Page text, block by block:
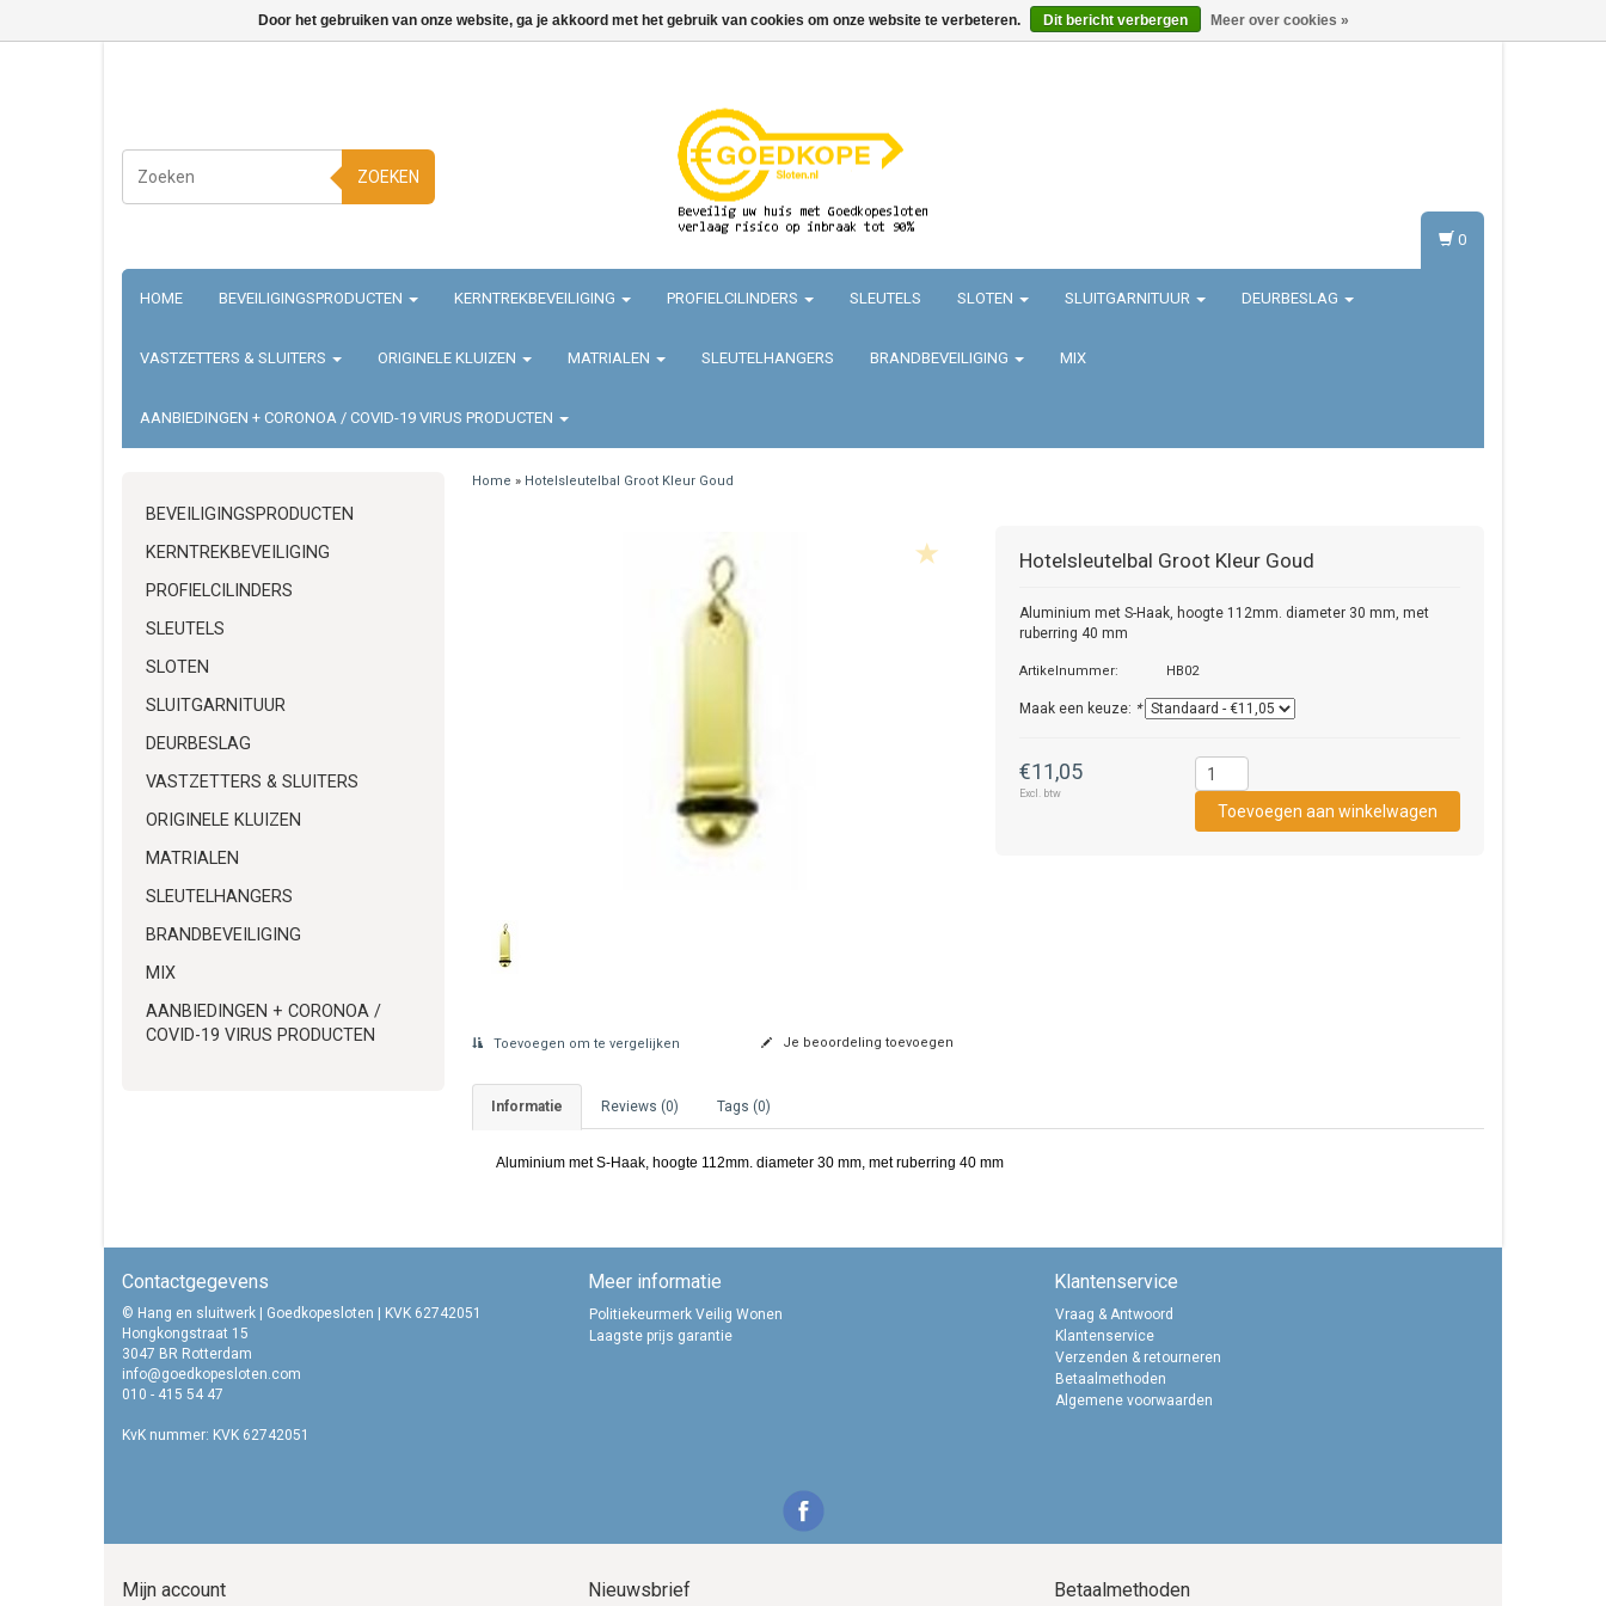
ZOEKEN
HOME BEVEILIGINGSPRODUCTEN KERNTREKBEVEILIGING PROFIELCILINDERS SLEUTELS SLOTEN SLUITGARNITUUR DEURBESLAG
VASTZETTERS & SLUITERS ORIGINELE KLUIZEN MATRIALEN SLEUTELHANGERS BRANDBEVEILIGING MIX
AANBIEDINGEN + CORONOA / COVID-19 VIRUS PRODUCTEN
0
BEVEILIGINGSPRODUCTEN
KERNTREKBEVEILIGING
PROFIELCILINDERS
SLEUTELS
SLOTEN
SLUITGARNITUUR
DEURBESLAG
VASTZETTERS & SLUITERS
ORIGINELE KLUIZEN
MATRIALEN
SLEUTELHANGERS
BRANDBEVEILIGING
MIX
AANBIEDINGEN + CORONOA /
COVID-19 VIRUS PRODUCTEN
Home » Hotelsleutelbal Groot Kleur Goud
Hotelsleutelbal Groot Kleur Goud
Aluminium met S-Haak, hoogte 112mm. diameter 30 mm, met
ruberring 40 mm
Artikelnummer: HB02
Maak een keuze: *
€11,05
Excl. btw
Toevoegen om te vergelijken Je beoordeling toevoegen
Informatie Reviews (0) Tags (0)
Aluminium met S-Haak, hoogte 112mm. diameter 30 mm, met ruberring 40 mm
Contactgegevens
© Hang en sluitwerk | Goedkopesloten | KVK 62742051
Hongkongstraat 15
3047 BR Rotterdam
info@goedkopesloten.com
010 - 415 54 47
KvK nummer: KVK 62742051
Meer informatie
Politiekeurmerk Veilig Wonen
Laagste prijs garantie
Klantenservice
Vraag & Antwoord
Klantenservice
Verzenden & retourneren
Betaalmethoden
Algemene voorwaarden
Mijn account Nieuwsbrief Betaalmethoden
Door het gebruiken van onze website, ga je akkoord met het gebruik van cookies om onze website te verbeteren. Dit bericht verbergen Meer over cookies »